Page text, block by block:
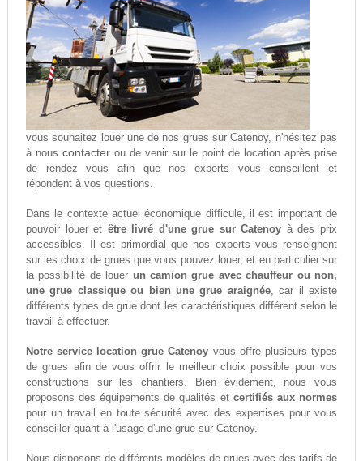
vous souhaitez louer une de nos grues sur Catenoy, n'hésitez pas
à nous contacterou de venir sur le point de location après prise
de rendez vous afin que nos experts vous conseillent et
répondent à vos questions.
Dans le contexte actuel économique difficule, il est important de
pouvoir louer et être livré d'une grue sur Catenoy à des prix
accessibles. Il est primordial que nos experts vous renseignent
sur les choix de grues que vous pouvez louer, et en particulier sur
la possibilité de louer un camion grue avec chauffeur ou non,
une grue classique ou bien une grue araignée, car il existe
différents types de grue dont les caractéristiques différent selon le
travail à effectuer.
Notre service location grue Catenoy vous offre plusieurs types
de grues afin de vous offrir le meilleur choix possible pour vos
constructions sur les chantiers. Bien évidement, nous vous
proposons des équipements de qualités et certifiés aux normes
pour un travail en toute sécurité avec des expertises pour vous
conseiller quant à l'usage d'une grue sur Catenoy.
Nous disposons de différents modèles de grues avec des tarifs de